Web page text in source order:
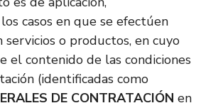
casos en que se efectúen
o productos, en cuyo
el contenido de las condiciones
(identificadas como
DE CONTRATACIÓN en